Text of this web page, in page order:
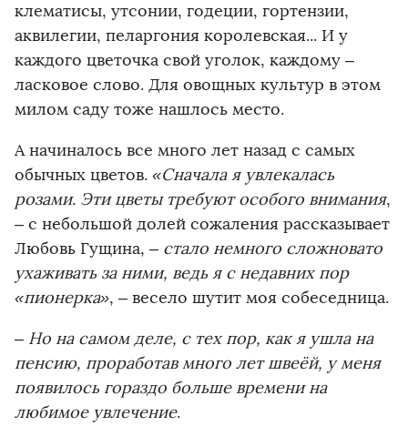
клематисы, утсонии, годеции, гортензии,
аквилегии, пеларгония королевская... И у
каждого цветочка свой уголок, каждому –
ласковое слово. Для овощных культур в этом
милом саду тоже нашлось место.
А начиналось все много лет назад с самых
обычных цветов. «Сначала я увлекалась
розами. Эти цветы требуют особого внимания,
– с небольшой долей сожаления рассказывает
Любовь Гущина, – стало немного сложновато
ухаживать за ними, ведь я с недавних пор
«пионерка», – весело шутит моя собеседница.
– Но на самом деле, с тех пор, как я ушла на
пенсию, проработав много лет швеёй, у меня
появилось гораздо больше времени на
любимое увлечение.